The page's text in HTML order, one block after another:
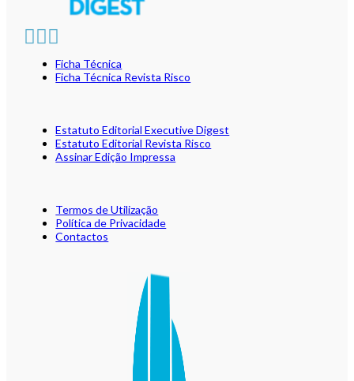
Ficha Técnica
Ficha Técnica Revista Risco
Estatuto Editorial Executive Digest
Estatuto Editorial Revista Risco
Assinar Edição Impressa
Termos de Utilização
Política de Privacidade
Contactos